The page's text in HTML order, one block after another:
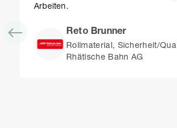
Arbeiten.
Reto Brunner
Rollmaterial, Sicherheit/
Rhätische Bahn AG